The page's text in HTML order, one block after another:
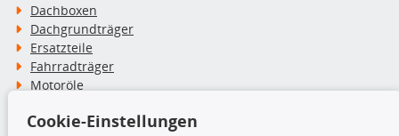
Dachboxen
Dachgrundträger
Ersatzteile
Fahrradträger
Motoröle
Schneeketten
Cookie-Einstellungen